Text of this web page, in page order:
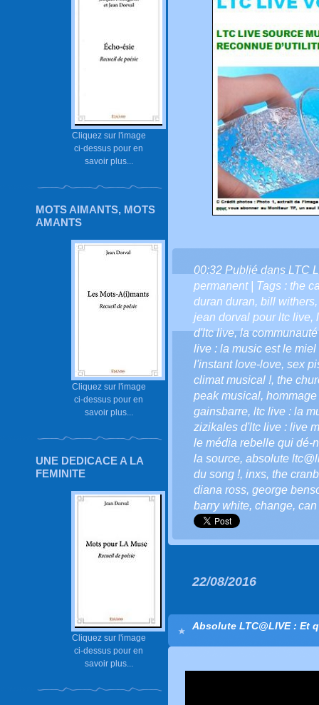
Cliquez sur l'image
ci-dessus pour en
savoir plus...
MOTS AIMANTS, MOTS
AMANTS
Cliquez sur l'image
ci-dessus pour en
savoir plus...
UNE DEDICACE A LA
FEMINITE
Cliquez sur l'image
ci-dessus pour en
savoir plus...
00:32 Publié dans LTC
permanent| Tags : the
duran duran, bill withers
jean dorval pour ltc live,
d'ltc live,la
live : la music est le miel
l'instant love-love, sex
climat musical !, the
peak musical,
gainsbarre, ltc live : la
zizikales d'ltc live : live
le média rebelle qui dé-
la source, absolute
du song !, inxs, the
diana ross, george
barry white, change, can
22/08/2016
Absolute LTC@LIVE : Et